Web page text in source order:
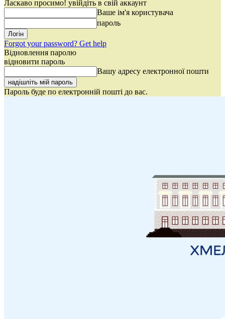
Ласкаво просимо! увійдіть в свій аккаунт
Ваше ім'я користувача
пароль
Forgot your password? Get help
Відновлення паролю
відновити пароль
Вашу адресу електронної пошти
Пароль буде по електронній пошті до вас.